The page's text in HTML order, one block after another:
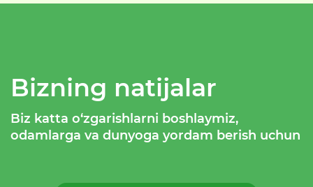
Bizning natijalar
Biz katta o‘zgarishlarni boshlaymiz,
odamlarga va dunyoga yordam berish uchun